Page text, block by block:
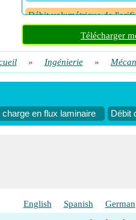
Débit volumétrique de
Débit volumétrique de
Télécharger
» Ingénierie »
en flux laminaire Débit
English Spanish German